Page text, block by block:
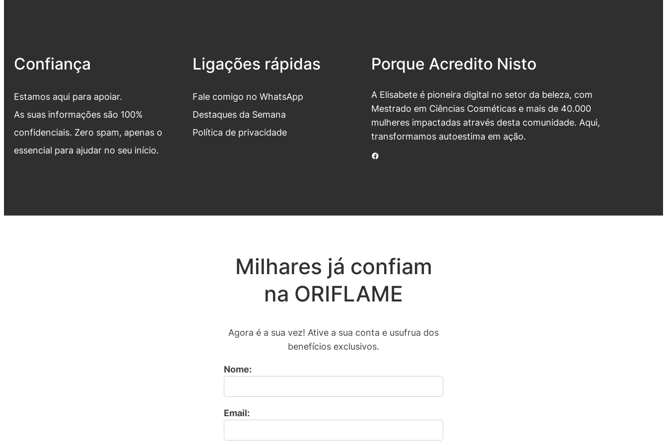
Confiança
Estamos aqui para apoiar.
As suas informações são 100%
confidenciais. Zero spam, apenas o
essencial para ajudar no seu início.
Ligações rápidas
Fale comigo no WhatsApp
Destaques da Semana
Política de privacidade
Porque Acredito Nisto
A Elisabete é pioneira digital no setor da beleza, com
Mestrado em Ciências Cosméticas e mais de 40.000
mulheres impactadas através desta comunidade. Aqui,
transformamos autoestima em ação.
Facebook
Milhares já confiam
na ORIFLAME
Agora é a sua vez! Ative a sua conta e usufrua dos
benefícios exclusivos.
Nome:
Email: